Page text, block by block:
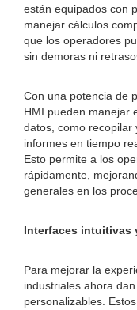
están equipados con
manejar cálculos
que los operadores
sin demoras ni
Con una potencia de
HMI pueden manejar
datos, como recopilar
informes en tiempo
Esto permite a los
rápidamente,
generales en los
Interfaces intuitivas
Para mejorar la
industriales ahora
personalizables.